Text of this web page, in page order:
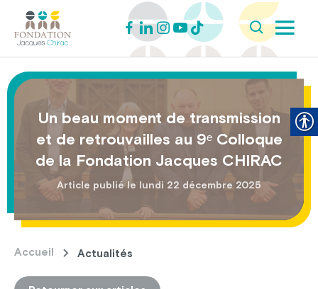
Un beau moment de transmission
et de retrouvailles au 9ᵉ Colloque
de la Fondation Jacques CHIRAC
Article publié le lundi 22 décembre 2025
Accueil Actualités